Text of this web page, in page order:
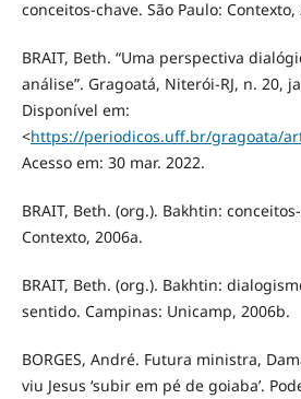
conceitos-chave. São Paulo: Contexto,
BRAIT, Beth. “Uma perspectiva
análise”. Gragoatá, Niterói-RJ, n. 20,
Disponível em:
<https://periodicos.uff.br/gragoata/
Acesso em: 30 mar. 2022.
BRAIT, Beth. (org.). Bakhtin:
Contexto, 2006a.
BRAIT, Beth. (org.). Bakhtin:
sentido. Campinas: Unicamp, 2006b.
BORGES, André. Futura ministra,
viu Jesus ‘subir em pé de goiaba’.